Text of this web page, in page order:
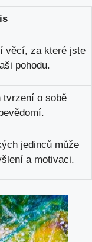
věcí, za které jste
pohodu.
tvrzení o sobě
jedinců může
a motivaci.